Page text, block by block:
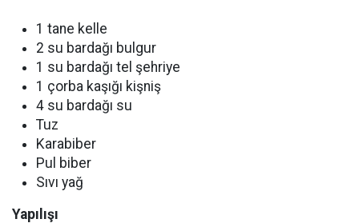
1 tane kelle
2 su bardağı bulgur
1 su bardağı tel şehriye
1 çorba kaşığı kişniş
4 su bardağı su
Tuz
Karabiber
Pul biber
Sıvı yağ
Yapılışı